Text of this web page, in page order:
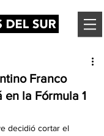
Franco
la Fórmula 1
decidió cortar el